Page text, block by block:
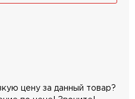
цену за данный товар?